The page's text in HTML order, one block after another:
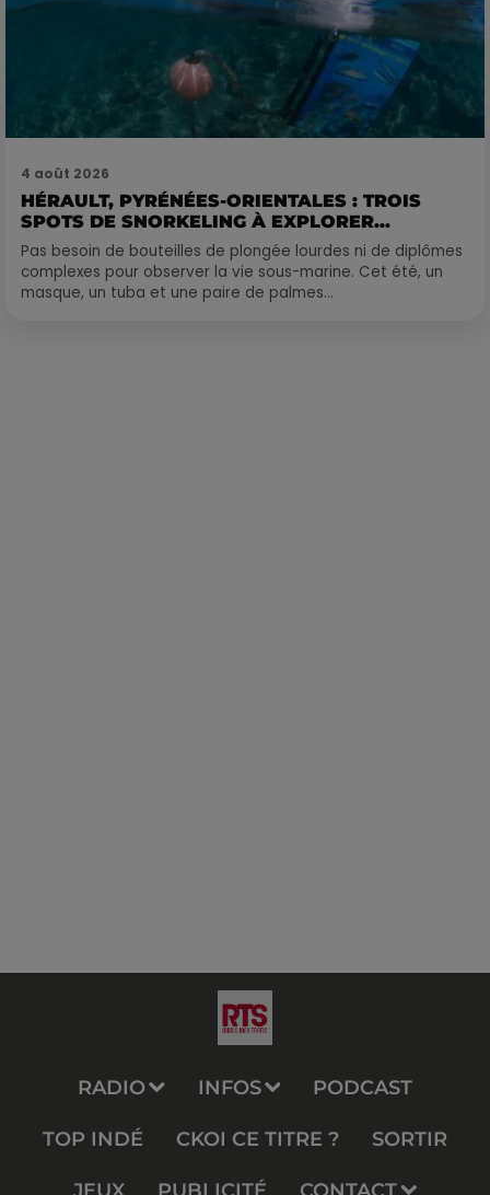
4 août 2026
HÉRAULT, PYRÉNÉES-ORIENTALES : TROIS
SPOTS DE SNORKELING À EXPLORER...
Pas besoin de bouteilles de plongée lourdes ni de diplômes
complexes pour observer la vie sous-marine. Cet été, un
masque, un tuba et une paire de palmes...
RADIO INFOS PODCAST
TOP INDÉ CKOI CE TITRE ? SORTIR